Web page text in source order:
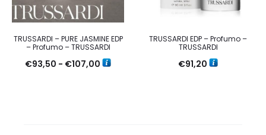
TRUSSARDI – PURE JASMINE EDP
– Profumo – TRUSSARDI
€93,50 - €107,00 Fascia
TRUSSARDI EDP – Profumo –
TRUSSARDI
€91,20